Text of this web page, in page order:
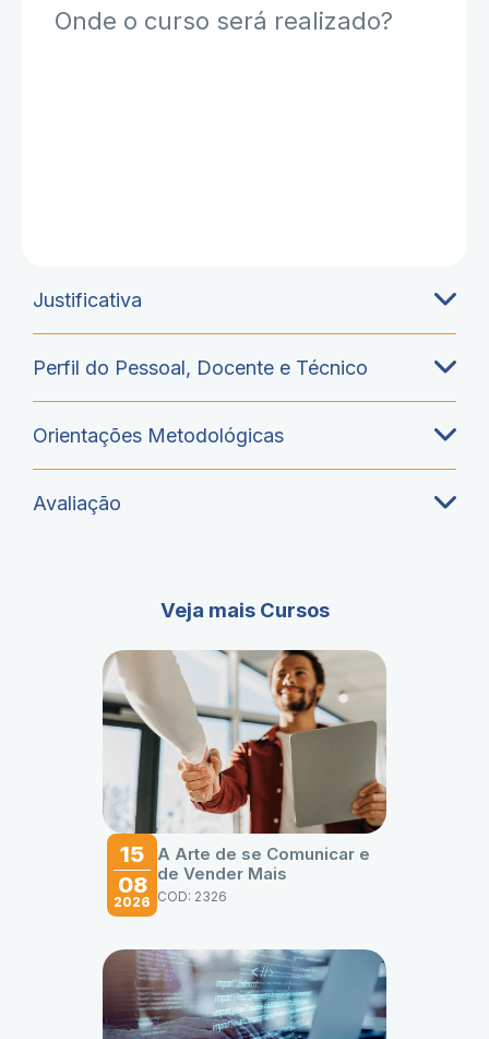
Onde o curso será realizado?
Justificativa
Perfil do Pessoal, Docente e Técnico
Orientações Metodológicas
Avaliação
Veja mais Cursos
15
08
2026
A Arte de se Comunicar e
de Vender Mais
COD: 2326